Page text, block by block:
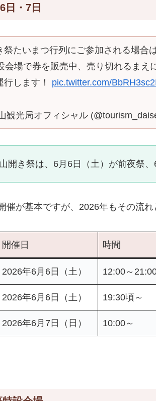
日・7日
たいまつ行列にご参加される場合
会場で券を販売中、売り切れるまえ
します！ pic.twitter.com/
観光局オフィシャル
開き祭は、6月6日（土）が前夜祭、
催が基本ですが、2026年もその流れ
開催日 時間
2026年6月6日（土） 12:00～
2026年6月6日（土） 19:30頃～
2026年6月7日（日） 10:00～